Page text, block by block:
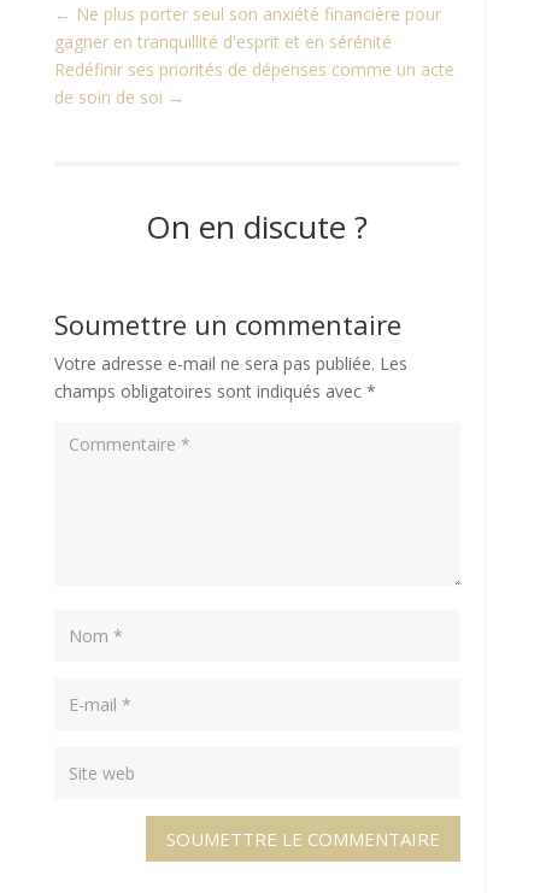
← Ne plus porter seul son anxiété financière pour
gagner en tranquillité d'esprit et en sérénité
Redéfinir ses priorités de dépenses comme un acte
de soin de soi →
On en discute ?
Soumettre un commentaire
Votre adresse e-mail ne sera pas publiée. Les
champs obligatoires sont indiqués avec *
SOUMETTRE LE COMMENTAIRE